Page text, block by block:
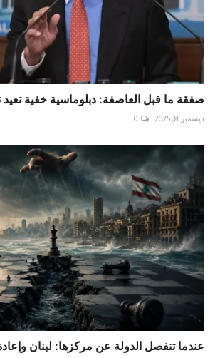
صفقة ما قبل العاصفة: دبلوماسية خفية
ديسمبر 8, 2025 0
عندما تنفصل الدولة عن مركزها: لبنان